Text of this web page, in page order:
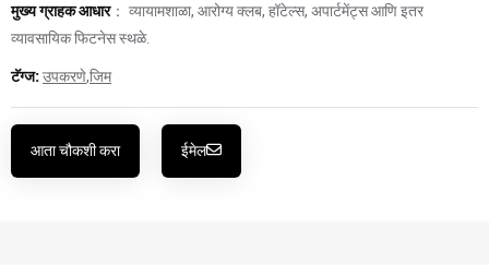
मुख्य ग्राहक आधार： व्यायामशाळा, आरोग्य क्लब, हॉटेल्स, अपार्टमेंट्स आणि इतर
व्यावसायिक फिटनेस स्थळे.
टॅग्ज:उपकरणे,जिम
आता चौकशी करा ईमेल